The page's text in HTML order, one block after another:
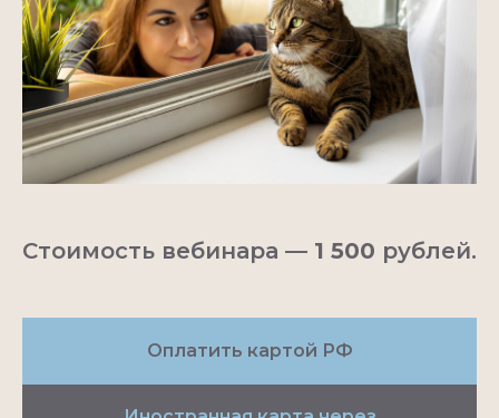
Стоимость вебинара — 1 500 рублей.
Оплатить картой РФ